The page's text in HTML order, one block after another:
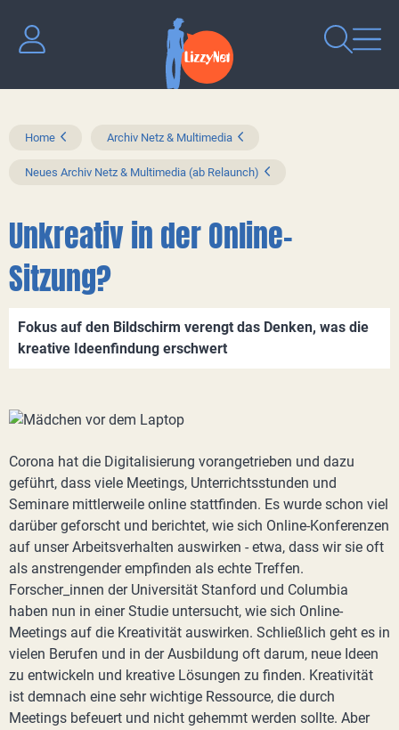
Home Archiv Netz & Multimedia
Neues Archiv Netz & Multimedia (ab Relaunch)
Unkreativ in der Online-
Sitzung?
Fokus auf den Bildschirm verengt das Denken, was die
kreative Ideenfindung erschwert
Corona hat die Digitalisierung vorangetrieben und dazu
geführt, dass viele Meetings, Unterrichtsstunden und
Seminare mittlerweile online stattfinden. Es wurde schon viel
darüber geforscht und berichtet, wie sich Online-Konferenzen
auf unser Arbeitsverhalten auswirken - etwa, dass wir sie oft
als anstrengender empfinden als echte Treffen.
Forscher_innen der Universität Stanford und Columbia
haben nun in einer Studie untersucht, wie sich Online-
Meetings auf die Kreativität auswirken. Schließlich geht es in
vielen Berufen und in der Ausbildung oft darum, neue Ideen
zu entwickeln und kreative Lösungen zu finden. Kreativität
ist demnach eine sehr wichtige Ressource, die durch
Meetings befeuert und nicht gehemmt werden sollte. Aber